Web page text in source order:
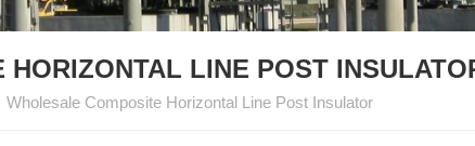
LINE POST
Wholesale Composite Horizontal Line Post Insulator